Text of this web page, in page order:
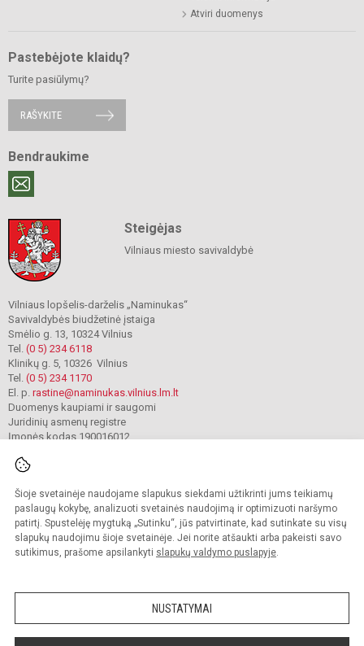
Šioje svetainėje naudojame slapukus siekdami užtikrinti jums teikiamų
paslaugų kokybę, analizuoti svetainės naudojimą ir optimizuoti naršymo
patirtį. Spustelėję mygtuką „Sutinku“, jūs patvirtinate, kad sutinkate su visų
slapukų naudojimu šioje svetainėje. Jei norite atšaukti arba pakeisti savo
sutikimus, prašome apsilankyti slapukų valdymo puslapyje.
NUSTATYMAI
Atviri duomenys
Pastebėjote klaidų?
Turite pasiūlymų?
RAŠYKITE
Bendraukime
Steigėjas
Vilniaus miesto savivaldybė
Vilniaus lopšelis-darželis „Naminukas“
Savivaldybės biudžetinė įstaiga
Smėlio g. 13, 10324 Vilnius
Tel. (0 5) 234 6118
Klinikų g. 5, 10326 Vilnius
Tel. (0 5) 234 1170
El. p. rastine@naminukas.vilnius.lm.lt
Duomenys kaupiami ir saugomi
Juridinių asmenų registre
Įmonės kodas 190016012
© 2022. Vilniaus lopšelis darželis Naminukas. Visos teisės saugomos.
Kopijuoti turinį be raštiško darželio administracijos sutikimo griežtai draudžiama.
Prieinamumo paraiška Slapukų valdymas
Sumanus būdas atnaujinti